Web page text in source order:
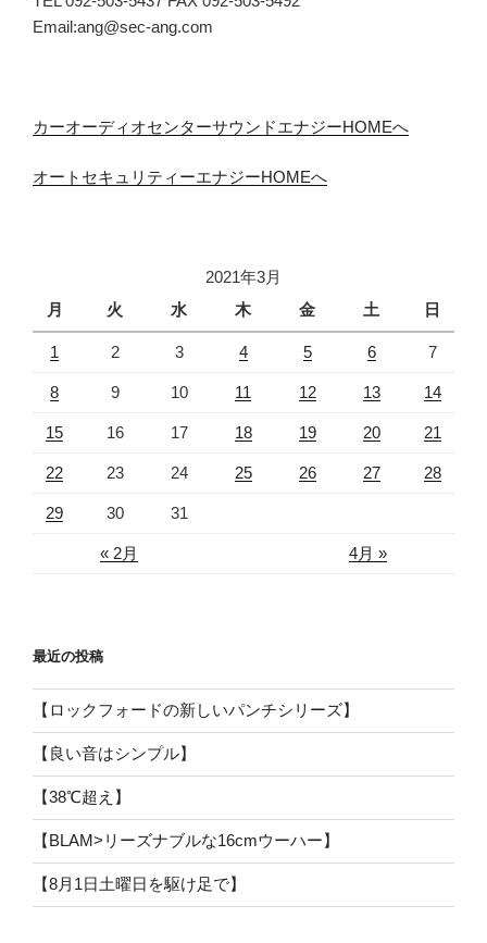
Email:ang@sec-ang.com
カーオーディオセンターサウンドエナジーHOMEへ
オートセキュリティーエナジーHOMEへ
2021年3月
月
火 水 木 金 土 日
« 2月 4月 »
1 2 3 4 5 6 7
8 9 10 11 12 13 14
15 16 17 18 19 20 21
22 23 24 25 26 27 28
29 30 31
最近の投稿
【ロックフォードの新しいパンチシリーズ】
【良い音はシンプル】
【38℃超え】
【BLAM>リーズナブルな16cmウーハー】
【8月1日土曜日を駆け足で】